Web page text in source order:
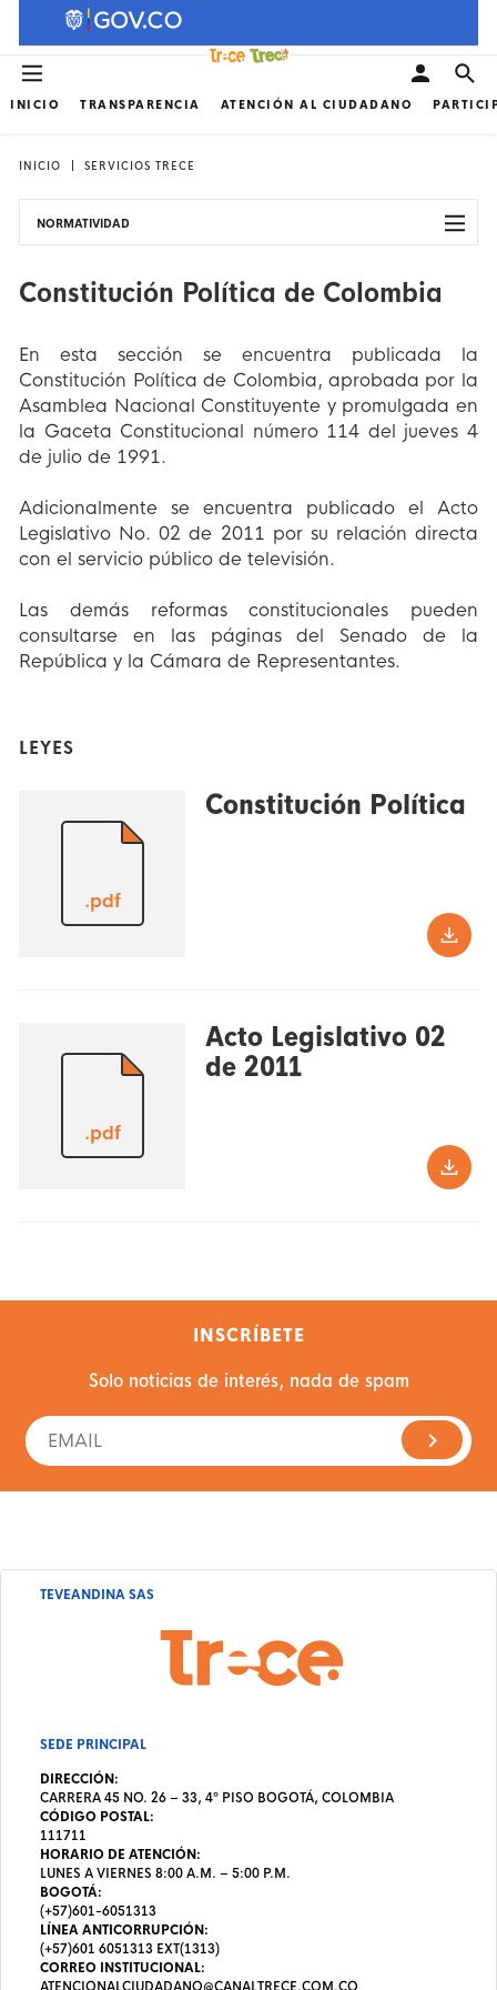
INICIO TRANSPARENCIA ATENCIÓN AL CIUDADANO
INICIO SERVICIOS TRECE
NORMATIVIDAD
Constitución Política de Colombia
En esta sección se encuentra publicada la
Constitución Política de Colombia, aprobada por la
Asamblea Nacional Constituyente y promulgada en
la Gaceta Constitucional número 114 del jueves 4
de julio de 1991.
Adicionalmente se encuentra publicado el Acto
Legislativo No. 02 de 2011 por su relación directa
con el servicio público de televisión.
Las demás reformas constitucionales pueden
consultarse en las páginas del Senado de la
República y la Cámara de Representantes.
LEYES
.pdf
Constitución Política
.pdf
Acto Legislativo 02
de 2011
INSCRÍBETE
Solo noticias de interés, nada de spam
TEVEANDINA SAS
SEDE PRINCIPAL
DIRECCIÓN:
CARRERA 45 NO. 26 – 33, 4º PISO BOGOTÁ, COLOMBIA
CÓDIGO POSTAL:
111711
HORARIO DE ATENCIÓN:
LUNES A VIERNES 8:00 A.M. – 5:00 P.M.
BOGOTÁ:
(+57)601-6051313
LÍNEA ANTICORRUPCIÓN:
(+57)601 6051313 EXT(1313)
CORREO INSTITUCIONAL:
ATENCIONALCIUDADANO@CANALTRECE.COM.CO